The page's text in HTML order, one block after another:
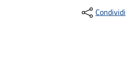
Condividi